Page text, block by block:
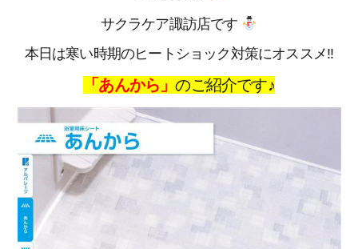
サクラケア諏訪店です
本日は寒い時期のヒートショック対策にオススメ!!
「あんから」のご紹介です♪